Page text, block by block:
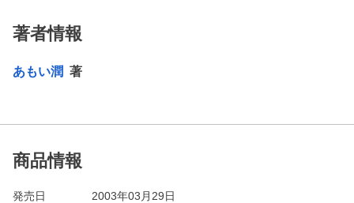
著者情報
あもい潤 著
商品情報
発売日
2003年03月29日